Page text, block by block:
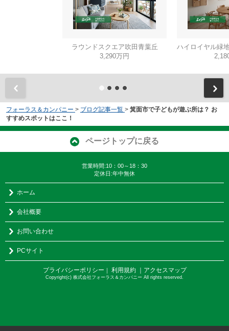
ラウンドスクエア吹田青葉丘
3,290万円
ハイロイヤル緑
フォーラス＆カンパニー > ブログ記事一覧 > 箕面市で子どもが遊ぶ所は？ お
すすめスポットはここ！
ページトップに戻る
営業時間:10：00～18：30
定休日:年中無休
ホーム
会社概要
お問い合わせ
PCサイト
プライバシーポリシー 利用規約 ｜アクセスマップ
Copyright(c) 株式会社フォーラス＆カンパニー All rights reserved.